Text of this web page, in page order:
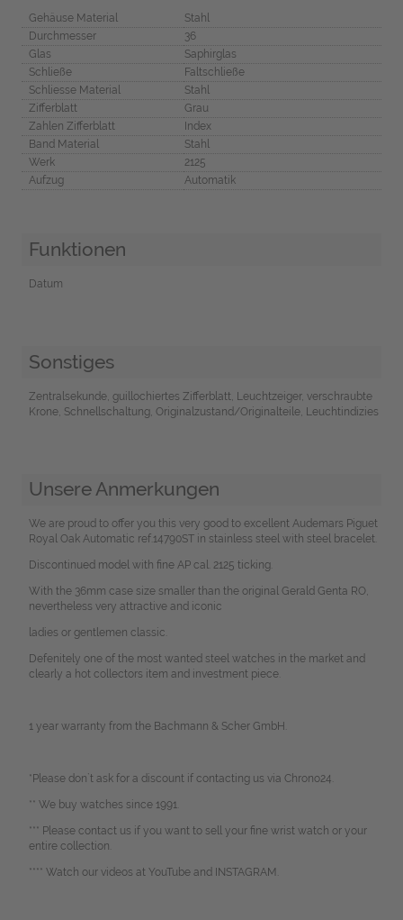
Gehäuse Material
Stahl
Durchmesser
36
Glas
Saphirglas
Schließe
Faltschließe
Schliesse Material
Stahl
Zifferblatt
Grau
Zahlen Zifferblatt
Index
Band Material
Stahl
Werk
2125
Aufzug
Automatik
Funktionen
Datum
Sonstiges
Zentralsekunde, guillochiertes Zifferblatt, Leuchtzeiger, verschraubte
Krone, Schnellschaltung, Originalzustand/Originalteile, Leuchtindizies
Unsere Anmerkungen
We are proud to offer you this very good to excellent Audemars Piguet
Royal Oak Automatic ref.14790ST in stainless steel with steel bracelet.
Discontinued model with fine AP cal. 2125 ticking.
With the 36mm case size smaller than the original Gerald Genta RO,
nevertheless very attractive and iconic
ladies or gentlemen classic.
Defenitely one of the most wanted steel watches in the market and
clearly a hot collectors item and investment piece.
1 year warranty from the Bachmann & Scher GmbH.
*Please don`t ask for a discount if contacting us via Chrono24.
** We buy watches since 1991.
*** Please contact us if you want to sell your fine wrist watch or your
entire collection.
**** Watch our videos at YouTube and INSTAGRAM.